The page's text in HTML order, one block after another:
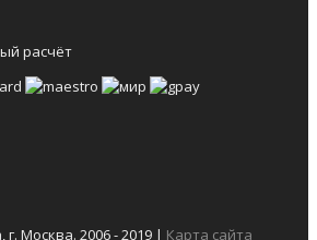
расчёт
Москва. 2006 - 2019 | Карта сайта